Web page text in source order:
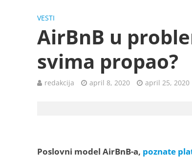
VESTI
AirBnB u
svima propao?
redakcija april 8, 2020 april 25, 2020
Poslovni model AirBnB-a, poznate